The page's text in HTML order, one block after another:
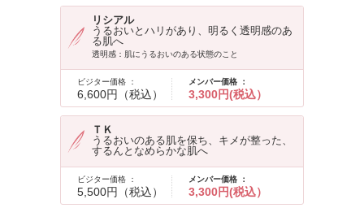
リシアル
うるおいとハリがあり、明るく透明感のあ
る肌へ
透明感：肌にうるおいのある状態のこと
ビジター価格 ：
6,600円（税込）
メンバー価格 ：
3,300円(税込）
ＴＫ
うるおいのある肌を保ち、キメが整った、
するんとなめらかな肌へ
ビジター価格 ：
5,500円（税込）
メンバー価格 ：
3,300円(税込）